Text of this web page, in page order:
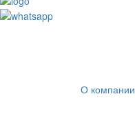
О компании